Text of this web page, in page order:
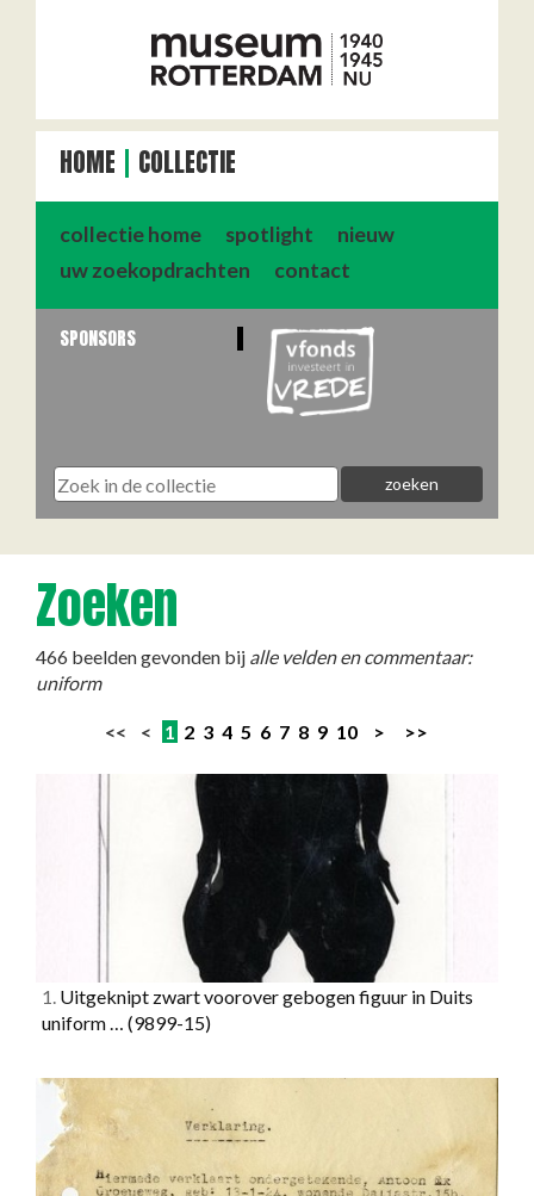
HOME COLLECTIE
collectie home spotlight
nieuw
uw zoekopdrachten
contact
SPONSORS
Zoeken
466 beelden gevonden bij alle velden en commentaar:
uniform
<< < 1 2 3 4 5 6 7 8 9 10 > >>
1. Uitgeknipt zwart voorover gebogen figuur in Duits
uniform … (9899-15)